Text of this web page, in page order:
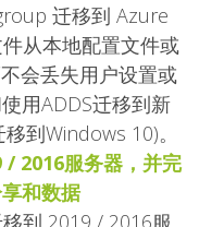
迁移到 Azure
从本地配置文件或
会丢失用户设置或
用ADDS迁移到新
到Windows 10)。
/ 2016服务器，并完
和数据
到 2019 / 2016服